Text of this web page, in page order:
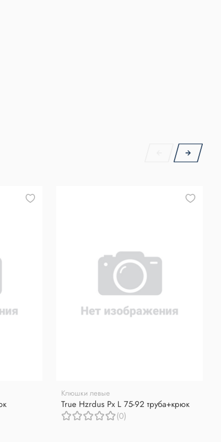
Клюшки левые
True Hzrdus Px L 75-92 труба+крюк
(0)